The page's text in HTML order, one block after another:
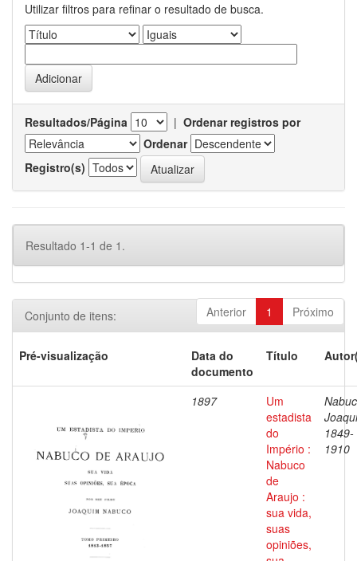
Utilizar filtros para refinar o resultado de busca.
Resultados/Página | Ordenar registros por
Ordenar
Registro(s)
Resultado 1-1 de 1.
Anterior 1 Próximo
Conjunto de itens:
Pré-visualização
Data do
documento
Título
1897
Um
estadista
do
Império :
Nabuco
de
Araujo :
sua vida,
suas
opiniões,
1849-
1910